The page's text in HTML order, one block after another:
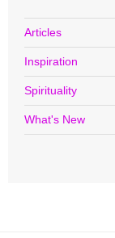
Articles
Inspiration
Spirituality
What's New